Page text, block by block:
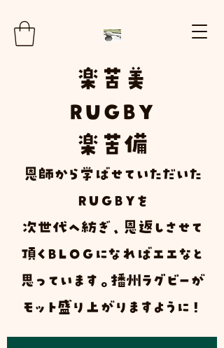
楽 苦 美
RUGBY
楽苦備
​恩師から学ばせていただいた
ＲＵＧＢＹ を
次世代へ紡ぎ、恩返しさせて
頂く ＢＬＯ Ｇ になればエエなと
思っています。播州ラグビーが
モット盛り上がりますように！